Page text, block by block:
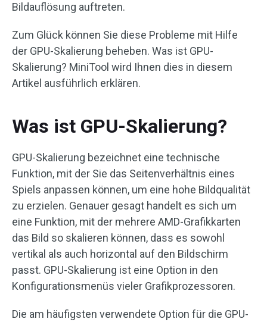
Bildauflösung auftreten.
Zum Glück können Sie diese Probleme mit Hilfe
der GPU-Skalierung beheben. Was ist GPU-
Skalierung? MiniTool wird Ihnen dies in diesem
Artikel ausführlich erklären.
Was ist GPU-Skalierung?
GPU-Skalierung bezeichnet eine technische
Funktion, mit der Sie das Seitenverhältnis eines
Spiels anpassen können, um eine hohe Bildqualität
zu erzielen. Genauer gesagt handelt es sich um
eine Funktion, mit der mehrere AMD-Grafikkarten
das Bild so skalieren können, dass es sowohl
vertikal als auch horizontal auf den Bildschirm
passt. GPU-Skalierung ist eine Option in den
Konfigurationsmenüs vieler Grafikprozessoren.
Die am häufigsten verwendete Option für die GPU-